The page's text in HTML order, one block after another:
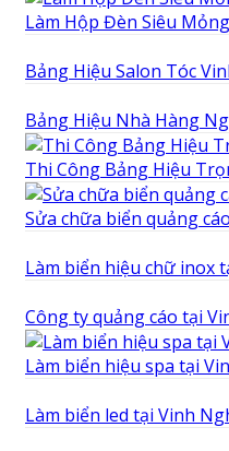
Làm Hộp Đèn Siêu
Bảng Hiệu Salon Tóc
Bảng Hiệu Nhà Hàng
Thi Công Bảng Hiệu
Sửa chữa biển quảng
Làm biển hiệu chữ inox
Công ty quảng cáo tại
Làm biển hiệu spa tại
Làm biển led tại Vinh